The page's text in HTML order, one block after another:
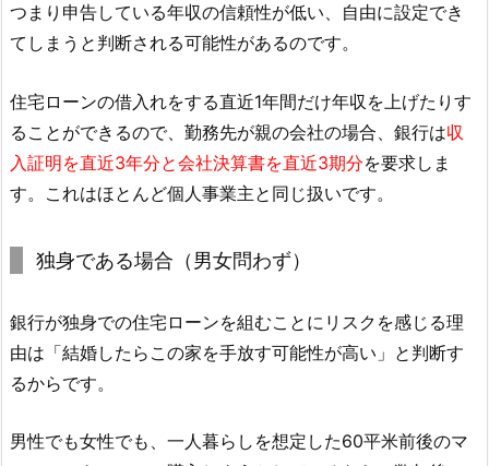
つまり申告している年収の信頼性が低い、自由に設定でき
てしまうと判断される可能性があるのです。
住宅ローンの借入れをする直近1年間だけ年収を上げたりす
ることができるので、勤務先が親の会社の場合、銀行は収
入証明を直近3年分と会社決算書を直近3期分を要求しま
す。これはほとんど個人事業主と同じ扱いです。
独身である場合（男女問わず）
銀行が独身での住宅ローンを組むことにリスクを感じる理
由は「結婚したらこの家を手放す可能性が高い」と判断す
るからです。
男性でも女性でも、一人暮らしを想定した60平米前後のマ